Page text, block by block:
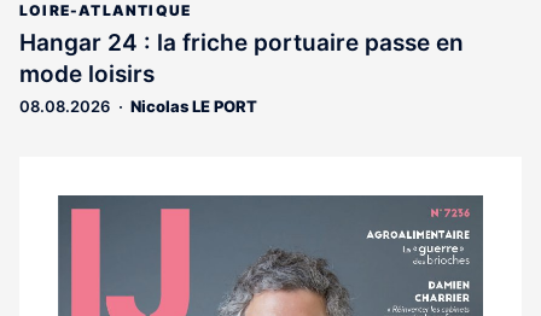
est
réservé
LOIRE-ATLANTIQUE
Hangar 24 : la friche portuaire passe en
mode loisirs
08.08.2026 Nicolas LE PORT
Notre
magazine